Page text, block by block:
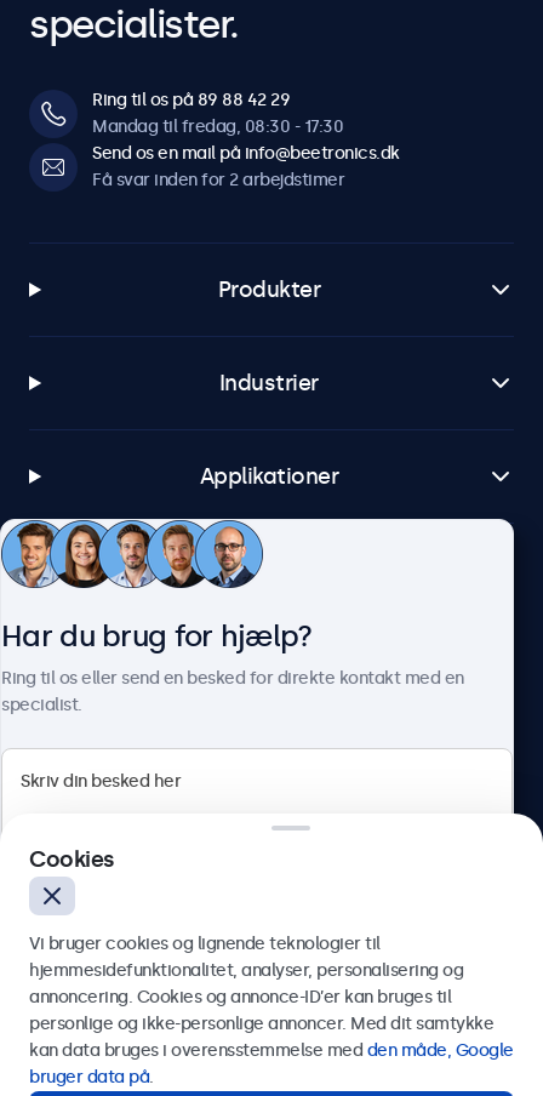
specialister.
Ring til os på 89 88 42 29
Mandag til fredag, 08:30 - 17:30
Send os en mail på info@beetronics.dk
Få svar inden for 2 arbejdstimer
Produkter
Industrier
Applikationer
Kundeservice
Herstedøstervej 27-29, unit A, 2620 Albertslund, Danmark
Dansk
Har du brug for hjælp?
Ring til os eller send en besked for direkte kontakt med en
specialist.
Send
Eller ring til os på
Cookies
Vi bruger cookies og lignende teknologier til
hjemmesidefunktionalitet, analyser, personalisering og
annoncering. Cookies og annonce-ID’er kan bruges til
personlige og ikke-personlige annoncer. Med dit samtykke
kan data bruges i overensstemmelse med den måde, Google
bruger data på.